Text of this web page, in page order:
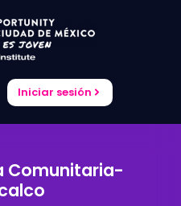
Iniciar sesión
Comunitaria-